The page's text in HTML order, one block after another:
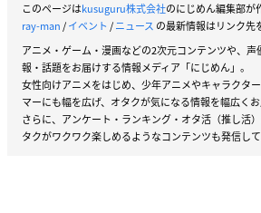
このページはkusuguru株式会社のにじめん編集部が
ray-man/イベント /ニュース の最新情報はリンク先
アニメ・ゲーム・漫画などの2次元コンテンツや、
報・話題をお届けする情報メディア「にじめん」。
女性向けアニメをはじめ、少年アニメやキャラクタ
マーにも幅を広げ、オタクが気になる情報を幅広くお
さらに、アンケート・ランキング・オタ活（推し活
タクがワクワク楽しめるようなコンテンツも発信して